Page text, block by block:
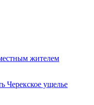
жителем
Черекское ущелье